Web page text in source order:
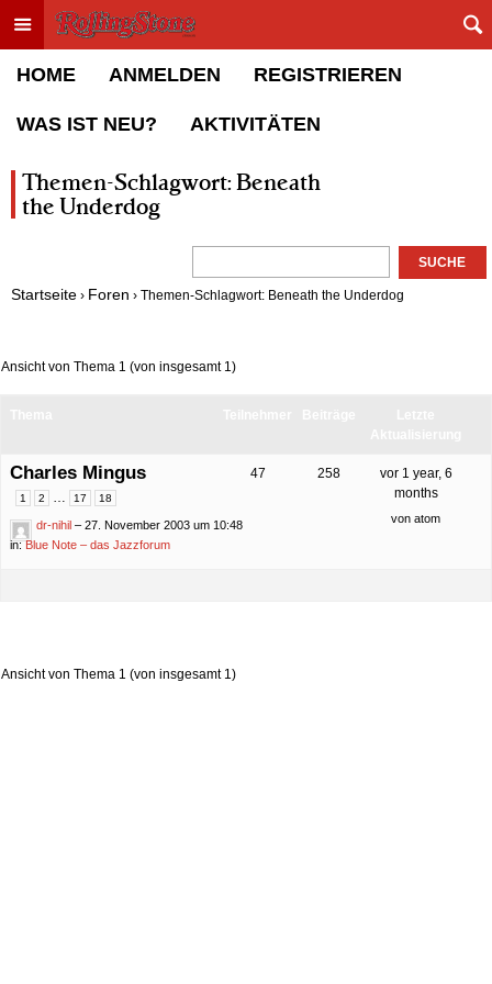
Toggle menu
Rolling Stone Forum
HOME ANMELDEN REGISTRIEREN
WAS IST NEU? AKTIVITÄTEN
Themen-Schlagwort: Beneath
the Underdog
Startseite › Foren › Themen-Schlagwort: Beneath the Underdog
Ansicht von Thema 1 (von insgesamt 1)
Charles Mingus
1 2 … 17 18
dr-nihil – 27. November 2003 um 10:48
in:Blue Note – das Jazzforum
47 258
vor 1 year, 6
months
vonatom
Ansicht von Thema 1 (von insgesamt 1)